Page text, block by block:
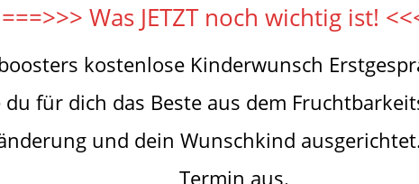
===>>> Was JETZT noch wichtig ist!
kostenlose Kinderwunsch
für dich das Beste aus dem
und dein Wunschkind
Termin aus.